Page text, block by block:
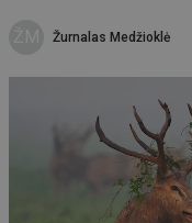
Žurnalas Medžioklė